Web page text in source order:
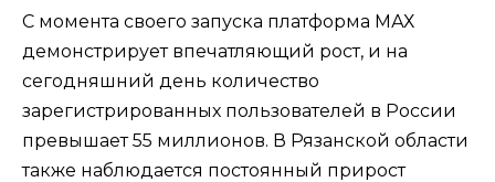
С момента своего запуска платформа МАХ
демонстрирует впечатляющий рост, и на
сегодняшний день количество
зарегистрированных пользователей в России
превышает 55 миллионов. В Рязанской области
также наблюдается постоянный прирост